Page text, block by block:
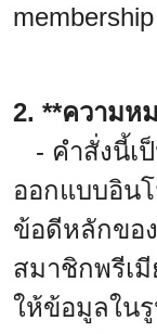
2. **ความห
- คำสั่งนี้เ
ออกแบบอิน
ข้อดีหลักขอ
สมาชิกพรีเมี
ให้ข้อมูลใน